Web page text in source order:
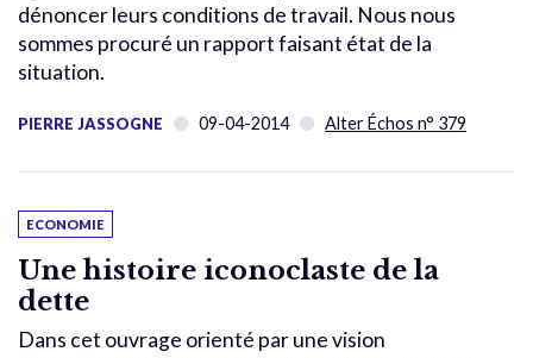
dénoncer leurs conditions de travail. Nous nous
sommes procuré un rapport faisant état de la
situation.
PIERRE JASSOGNE 09-04-2014 Alter Échos n° 379
ECONOMIE
Une histoire iconoclaste de la
dette
Dans cet ouvrage orienté par une vision